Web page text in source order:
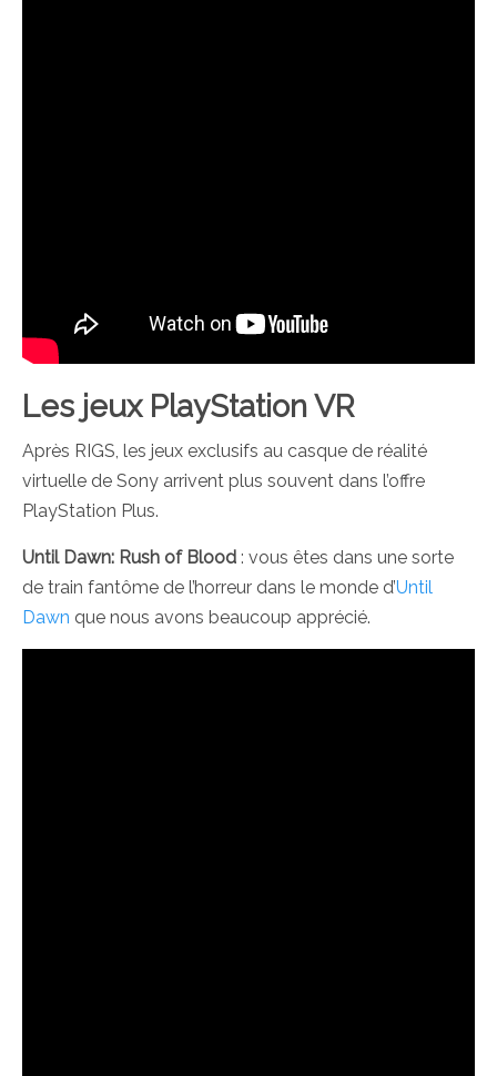
Les jeux PlayStation VR
Après RIGS, les jeux exclusifs au casque de réalité
virtuelle de Sony arrivent plus souvent dans l’offre
PlayStation Plus.
Until Dawn: Rush of Blood : vous êtes dans une sorte
de train fantôme de l’horreur dans le monde d’Until
Dawn que nous avons beaucoup apprécié.